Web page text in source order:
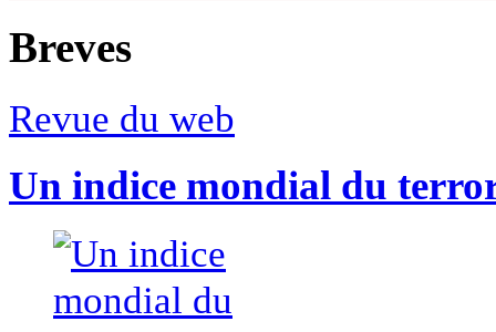
Breves
Revue du web
Un indice mondial du